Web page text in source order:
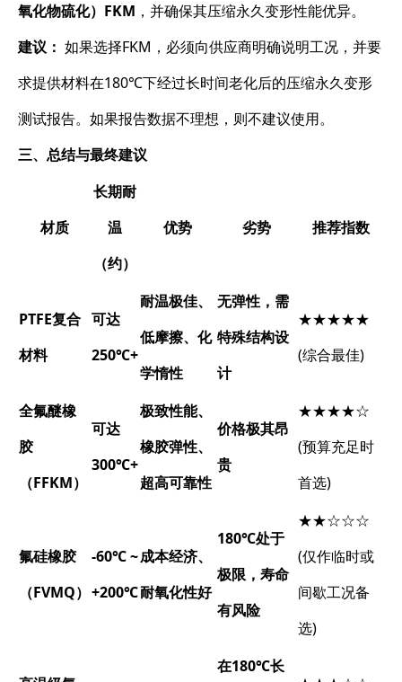
氧化物硫化）FKM ，并确保其压缩永久变形性能优异。
建议： ​ 如果选择FKM，必须向供应商明确说明工况，并要
求提供材料在180℃下经过长时间老化后的压缩永久变形
测试报告。如果报告数据不理想，则不建议使用。
三、总结与最终建议
材质
长期耐
温
（约）
优势 劣势 推荐指数
PTFE复合
材料
可达
250℃+
耐温极佳、
低摩擦、化
学惰性
无弹性，需
特殊结构设
计
★★★★★
(综合最佳)
全氟醚橡
胶
（FFKM）
可达
300℃+
极致性能、
橡胶弹性、
超高可靠性
价格极其昂
贵
★★★★☆
(预算充足时
首选)
氟硅橡胶
（FVMQ）
-60℃ ~
+200℃
成本经济、
耐氧化性好
180℃处于
极限，寿命
有风险
★★☆☆☆
(仅作临时或
间歇工况备
选)
在180℃长